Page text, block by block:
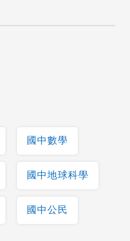
國中數學
國中地球科學
國中公民